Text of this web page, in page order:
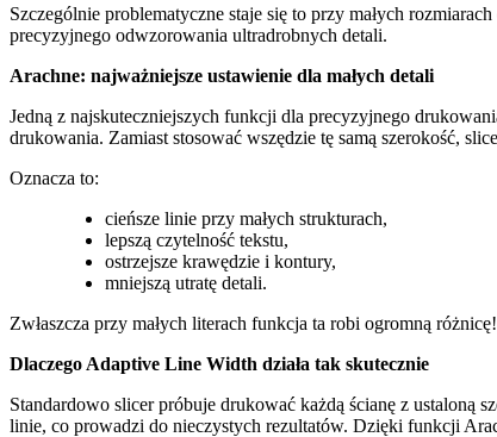
Szczególnie problematyczne staje się to przy małych
precyzyjnego odwzorowania ultradrobnych detali.
Arachne: najważniejsze ustawienie dla małych detali
Jedną z najskuteczniejszych funkcji dla precyzyjnego
drukowania. Zamiast stosować wszędzie tę samą szerokość,
Oznacza to:
cieńsze linie przy małych strukturach,
lepszą czytelność tekstu,
ostrzejsze krawędzie i kontury,
mniejszą utratę detali.
Zwłaszcza przy małych literach funkcja ta robi ogromną różnicę!
Dlaczego Adaptive Line Width działa tak skutecznie
Standardowo slicer próbuje drukować każdą ścianę z ustaloną
linie, co prowadzi do nieczystych rezultatów. Dzięki funkcji